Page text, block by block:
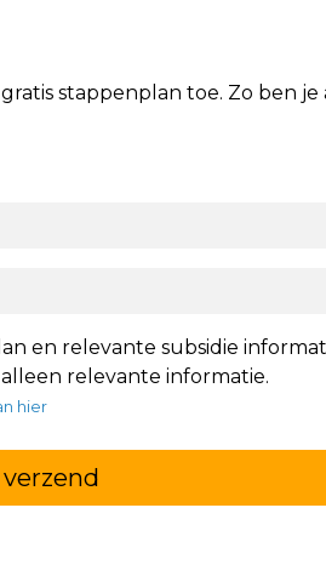
stappenplan toe. Zo ben je
en relevante subsidie
relevante informatie.
hier
verzend